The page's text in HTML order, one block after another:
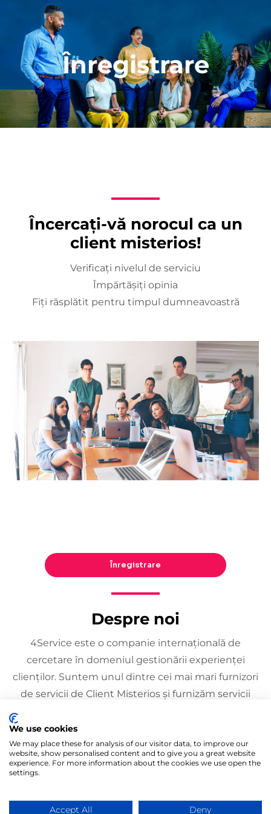
Înregistrare
Încercați-vă norocul ca un
client misterios!
Verificați nivelul de serviciu
Împărtășiți opinia
Fiți răsplătit pentru timpul dumneavoastră
Înregistrare
Despre noi
4Service este o companie internațională de
cercetare în domeniul gestionării experienței
clienților. Suntem unul dintre cei mai mari furnizori
de servicii de Client Misterios și furnizăm servicii
peste 95 de țări. Clienții noștri sunt lanțuri de retail
mari, supermarketuri, stații de carburant, centre de
service auto, instituții financiare, etc.
We use cookies
We may place these for analysis of our visitor data, to improve our
website, show personalised content and to give you a great website
experience. For more information about the cookies we use open the
settings.
Accept All Deny